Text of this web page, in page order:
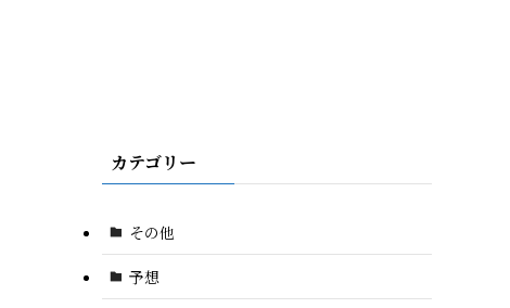
カテゴリー
その他
予想